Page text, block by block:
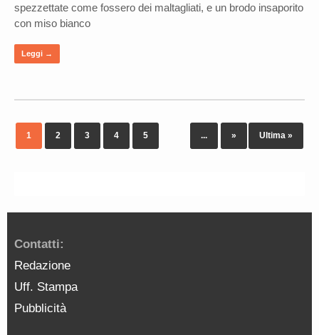
spezzettate come fossero dei maltagliati, e un brodo insaporito
con miso bianco
Leggi →
1 2 3 4 5 ... » Ultima »
Contatti:
Redazione
Uff. Stampa
Pubblicità